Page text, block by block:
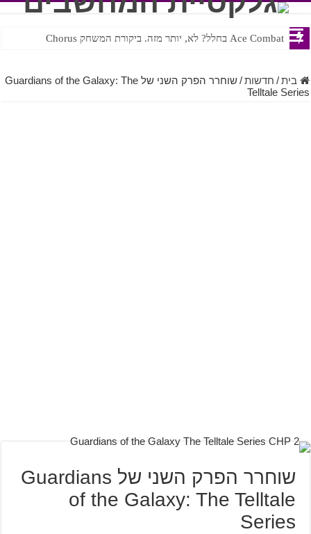
Ace Combat בחלל? לא, יותר מזה. ביקורת המשחק Chorus
Steven Universe והשירים שתורגמו בצורה נוראית לעברית
בית / חדשות /
שוחרר הפרק השני של Guardians of the Galaxy: The
Telltale Series
שוחרר הפרק השני של Guardians
of the Galaxy: The Telltale
Series